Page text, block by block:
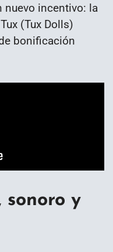
nuevo incentivo: la
(Tux Dolls)
bonificación
sonoro y